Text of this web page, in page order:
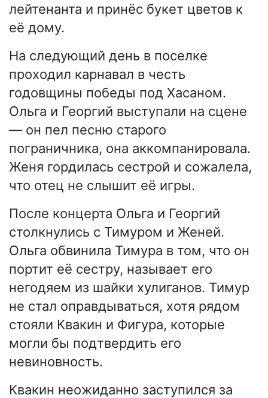
лейтенанта и принёс букет цветов к
её дому.
На следующий день в поселке
проходил карнавал в честь
годовщины победы под Хасаном.
Ольга и Георгий выступали на сцене
— он пел песню старого
пограничника, она аккомпанировала.
Женя гордилась сестрой и сожалела,
что отец не слышит её игры.
После концерта Ольга и Георгий
столкнулись с Тимуром и Женей.
Ольга обвинила Тимура в том, что он
портит её сестру, называет его
негодяем из шайки хулиганов. Тимур
не стал оправдываться, хотя рядом
стояли Квакин и Фигура, которые
могли бы подтвердить его
невиновность.
Квакин неожиданно заступился за